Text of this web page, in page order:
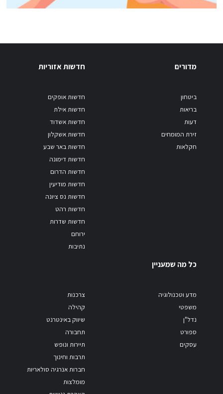
מדורים
ביטחון
בריאות
דעות
זירת המומחים
חקלאות
חדשות אזוריות
חדשות אופקים
חדשות אילת
חדשות אשדוד
חדשות אשקלון
חדשות באר שבע
חדשות דימונה
חדשות הדרום
חדשות מודיעין
חדשות נס ציונה
חדשות רהט
חדשות שדרות
ירוחם
נתיבות
כל מה שמעניין
מדע וטכנולוגיה
משפטי
נדל"ן
ספורט
עסקים
צרכנות
קהילה
שיווק באינטרנט
תחבורה
תיירות ונופש
תרבות וחינוך
חברות אנרגיה סולאריות
מומלצות